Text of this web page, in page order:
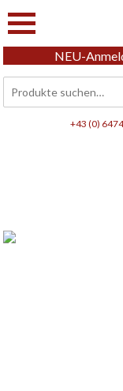
NEU-
nach:
+43 (0)